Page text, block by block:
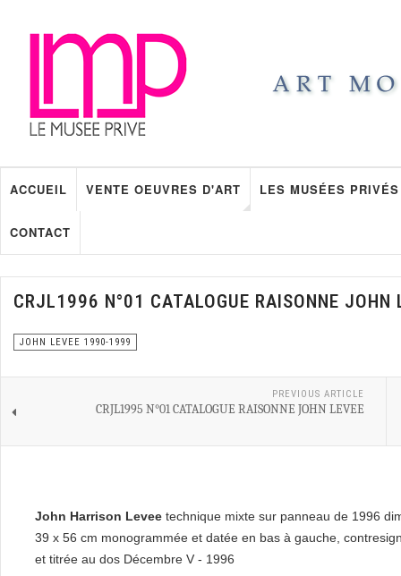
ACCUEIL VENTE OEUVRES D'ART LES MUSÉES PRIVÉS
CONTACT
CRJL1996 N°01 CATALOGUE RAISONNE JOHN
JOHN LEVEE 1990-1999
PREVIOUS ARTICLE
CRJL1995 N°01 CATALOGUE RAISONNE JOHN LEVEE
John Harrison Levee technique mixte sur panneau de 1996
39 x 56 cm monogrammée et datée en bas à gauche,
et titrée au dos Décembre V - 1996